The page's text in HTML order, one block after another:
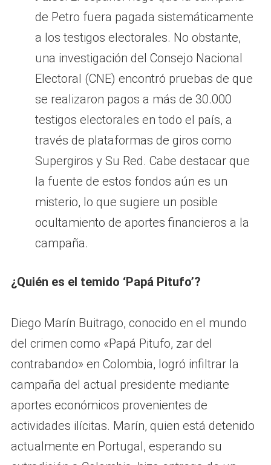
de Petro fuera pagada sistemáticamente
a los testigos electorales. No obstante,
una investigación del Consejo Nacional
Electoral (CNE) encontró pruebas de que
se realizaron pagos a más de 30.000
testigos electorales en todo el país, a
través de plataformas de giros como
Supergiros y Su Red. Cabe destacar que
la fuente de estos fondos aún es un
misterio, lo que sugiere un posible
ocultamiento de aportes financieros a la
campaña.
¿Quién es el temido ‘Papá Pitufo’?
Diego Marín Buitrago, conocido en el mundo
del crimen como «Papá Pitufo, zar del
contrabando» en Colombia, logró infiltrar la
campaña del actual presidente mediante
aportes económicos provenientes de
actividades ilícitas. Marín, quien está detenido
actualmente en Portugal, esperando su